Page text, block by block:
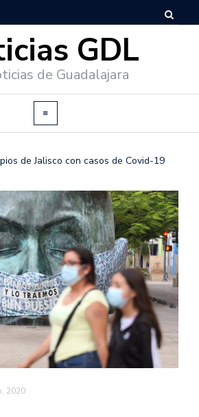
GDL
de Guadalajara
de Jalisco con casos de Covid-19
2020